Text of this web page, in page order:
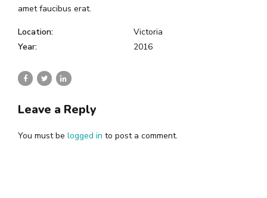
amet faucibus erat.
Location:
Victoria
Year:
2016
Leave a Reply
You must be logged in to post a comment.